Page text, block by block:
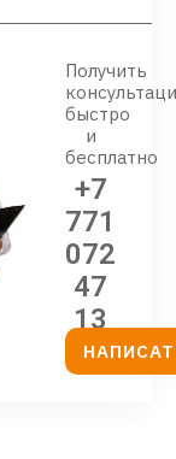
Получить
быстро
и
бесплатно
+7
771
072
47
13